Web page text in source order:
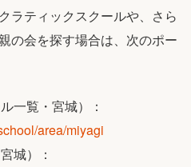
ラティックスクールや、さら
の会を探す場合は、次のポー
一覧・宮城）：
area/miyagi
城）：